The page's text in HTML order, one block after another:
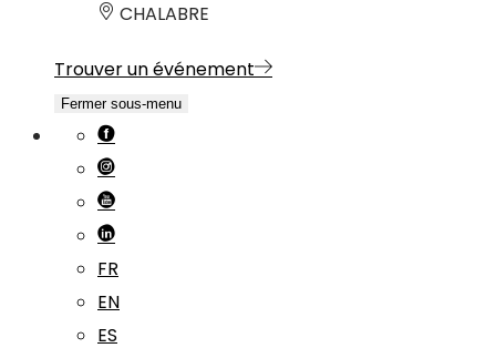
CHALABRE
Trouver un événement
Fermer sous-menu
FR
EN
ES